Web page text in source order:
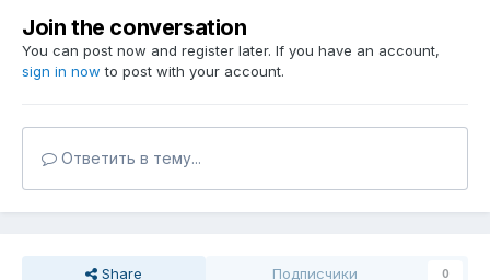
Join the conversation
You can post now and register later. If you have an account,
sign in now to post with your account.
Ответить в тему...
Share Подписчики 0